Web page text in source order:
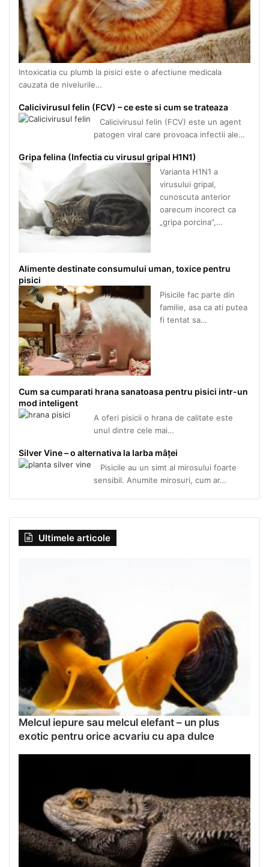
Intoxicatia cu plumb la pisici este o afectiune medicala
cauzata de nivelurile…
Calicivirusul felin (FCV) – ce este si cum se trateaza
Calicivirusul felin (FCV) este un agent
patogen viral care provoaca infectii ale…
Gripa felina (Infectia cu virusul gripal H1N1)
Varianta H1N1 a
virusului gripal,
cunoscuta anterior
oarecum incorect ca
„gripa porcina”,…
Alimente destinate consumului uman, toxice pentru
pisici
Pisicile fac parte din
familie, asa ca ati putea
fi tentat sa…
Cum sa cumparati hrana sanatoasa pentru pisici intr-un
mod inteligent
A oferi pisicii o hrana de calitate este
unul dintre cele mai…
Silver Vine – o alternativa la Iarba mâței
Pisicile au un simt al mirosului foarte
sensibil. Anumite mirosuri, cum ar…
Ultimele articole
Melcul iepure sau melcul elefant – un plus
exotic pentru orice acvariu cu apa dulce